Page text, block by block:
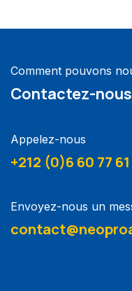
Comment pouvons
Contactez-
Appelez-nous
+212 (0)6 60 77
Envoyez-nous un